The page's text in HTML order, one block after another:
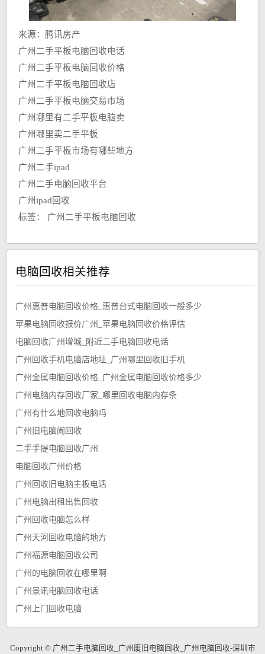
来源：腾讯房产
广州二手平板电脑回收电话
广州二手平板电脑回收价格
广州二手平板电脑回收店
广州二手平板电脑交易市场
广州哪里有二手平板电脑卖
广州哪里卖二手平板
广州二手平板市场有哪些地方
广州二手ipad
广州二手电脑回收平台
广州ipad回收
标签：
广州二手平板电脑回收
电脑回收相关推荐
广州惠普电脑回收价格_惠普台式电脑回收一般多少
苹果电脑回收报价广州_苹果电脑回收价格评估
电脑回收广州增城_附近二手电脑回收电话
广州回收手机电脑店地址_广州哪里回收旧手机
广州金属电脑回收价格_广州金属电脑回收价格多少
广州电脑内存回收厂家_哪里回收电脑内存条
广州有什么地回收电脑吗
广州旧电脑闹回收
二手手提电脑回收广州
电脑回收广州价格
广州回收旧电脑主板电话
广州电脑出租出售回收
广州回收电脑怎么样
广州天河回收电脑的地方
广州福源电脑回收公司
广州的电脑回收在哪里啊
广州景讯电脑回收电话
广州上门回收电脑
Copyright © 广州二手电脑回收_广州废旧电脑回收_广州电脑回收-深圳市